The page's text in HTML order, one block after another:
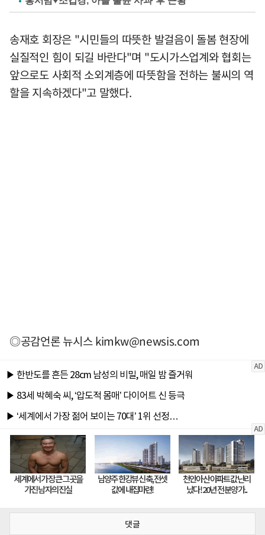
송재호 회장은 "시민들의 따뜻한 발걸음이 돌봄 현장에
실질적인 힘이 되길 바란다"며 "도시가스업계와 협회는
앞으로도 사회적 소외계층에 따뜻함을 전하는 불씨의 역
할을 지속하겠다"고 말했다.
◎공감언론 뉴시스kimkw@newsis.com
댓글